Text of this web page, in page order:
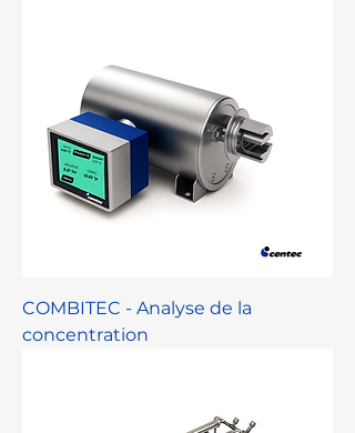
COMBITEC - Analyse de la
concentration